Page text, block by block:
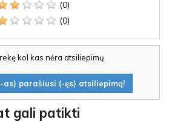
(0)
(0)
kol kas nėra atsiliepimų
as) parašiusi (-ęs) atsiliepimą!
gali patikti